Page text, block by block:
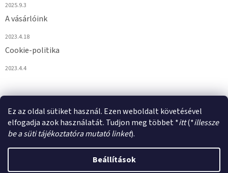
Ez az oldal sütiket használ. Ezen weboldalt követésével
elfogadja azok használatát. Tudjon meg többet *itt(*illessze
be a süti tájékoztatóra mutató linket).
Beállítások
2025.9.3
A vásárlóink
2023.4.18
Cookie-politika
2023.4.4